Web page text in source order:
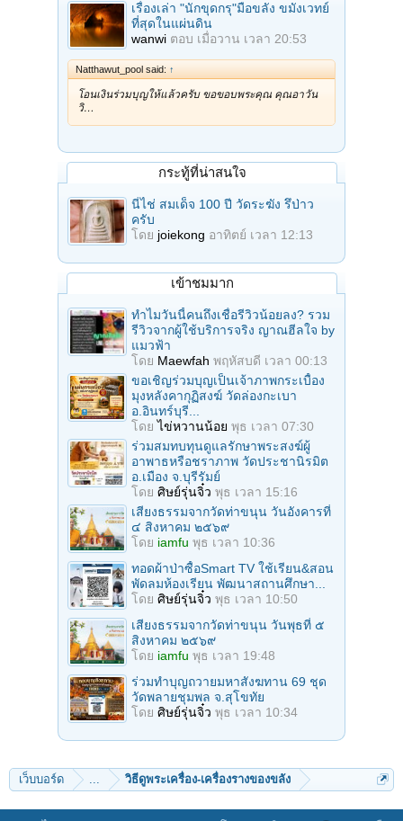
เรื่องเล่า "นักขุดกรุ"มือขลัง ขมังเวทย์
ที่สุดในแผ่นดิน
wanwi ตอบ เมื่อวาน เวลา 20:53
Natthawut_pool said: ↑
โอนเงินร่วมบุญให้แล้วครับ ขอขอบพระคุณ คุณอาวัน
วิ…
กระทู้ที่น่าสนใจ
นี่ไช่ สมเด็จ 100 ปี วัดระฆัง รึป่าว
ครับ
โดย joiekong อาทิตย์ เวลา 12:13
เข้าชมมาก
ทำไมวันนี้คนถึงเชื่อรีวิวน้อยลง? รวม
รีวิวจากผู้ใช้บริการจริง ญาณฮีลใจ by
แมวฟ้า
โดย Maewfah พฤหัสบดี เวลา 00:13
ขอเชิญร่วมบุญเป็นเจ้าภาพกระเบื้อง
มุงหลังคากุฏิสงฆ์ วัดล่องกะเบา
อ.อินทร์บุรี...
โดยไข่หวานน้อย พุธ เวลา 07:30
ร่วมสมทบทุนดูแลรักษาพระสงฆ์ผู้
อาพาธหรือชราภาพ วัดประชานิรมิต
อ.เมือง จ.บุรีรัมย์
โดย ศิษย์รุ่นจิ๋ว พุธ เวลา 15:16
เสียงธรรมจากวัดท่าขนุน วันอังคารที่
๔ สิงหาคม ๒๕๖๙
โดย iamfu พุธ เวลา 10:36
ทอดผ้าป่าซื้อSmart TV ใช้เรียน&สอน
พัดลมห้องเรียน พัฒนาสถานศึกษา...
โดย ศิษย์รุ่นจิ๋ว พุธ เวลา 10:50
เสียงธรรมจากวัดท่าขนุน วันพุธที่ ๕
สิงหาคม ๒๕๖๙
โดย iamfu พุธ เวลา 19:48
ร่วมทําบุญถวายมหาสังฆทาน 69 ชุด
วัดพลายชุมพล จ.สุโขทัย
โดย ศิษย์รุ่นจิ๋ว พุธ เวลา 10:34
เว็บบอร์ด ... วิธีดูพระเครื่อง-เครื่องรางของขลัง